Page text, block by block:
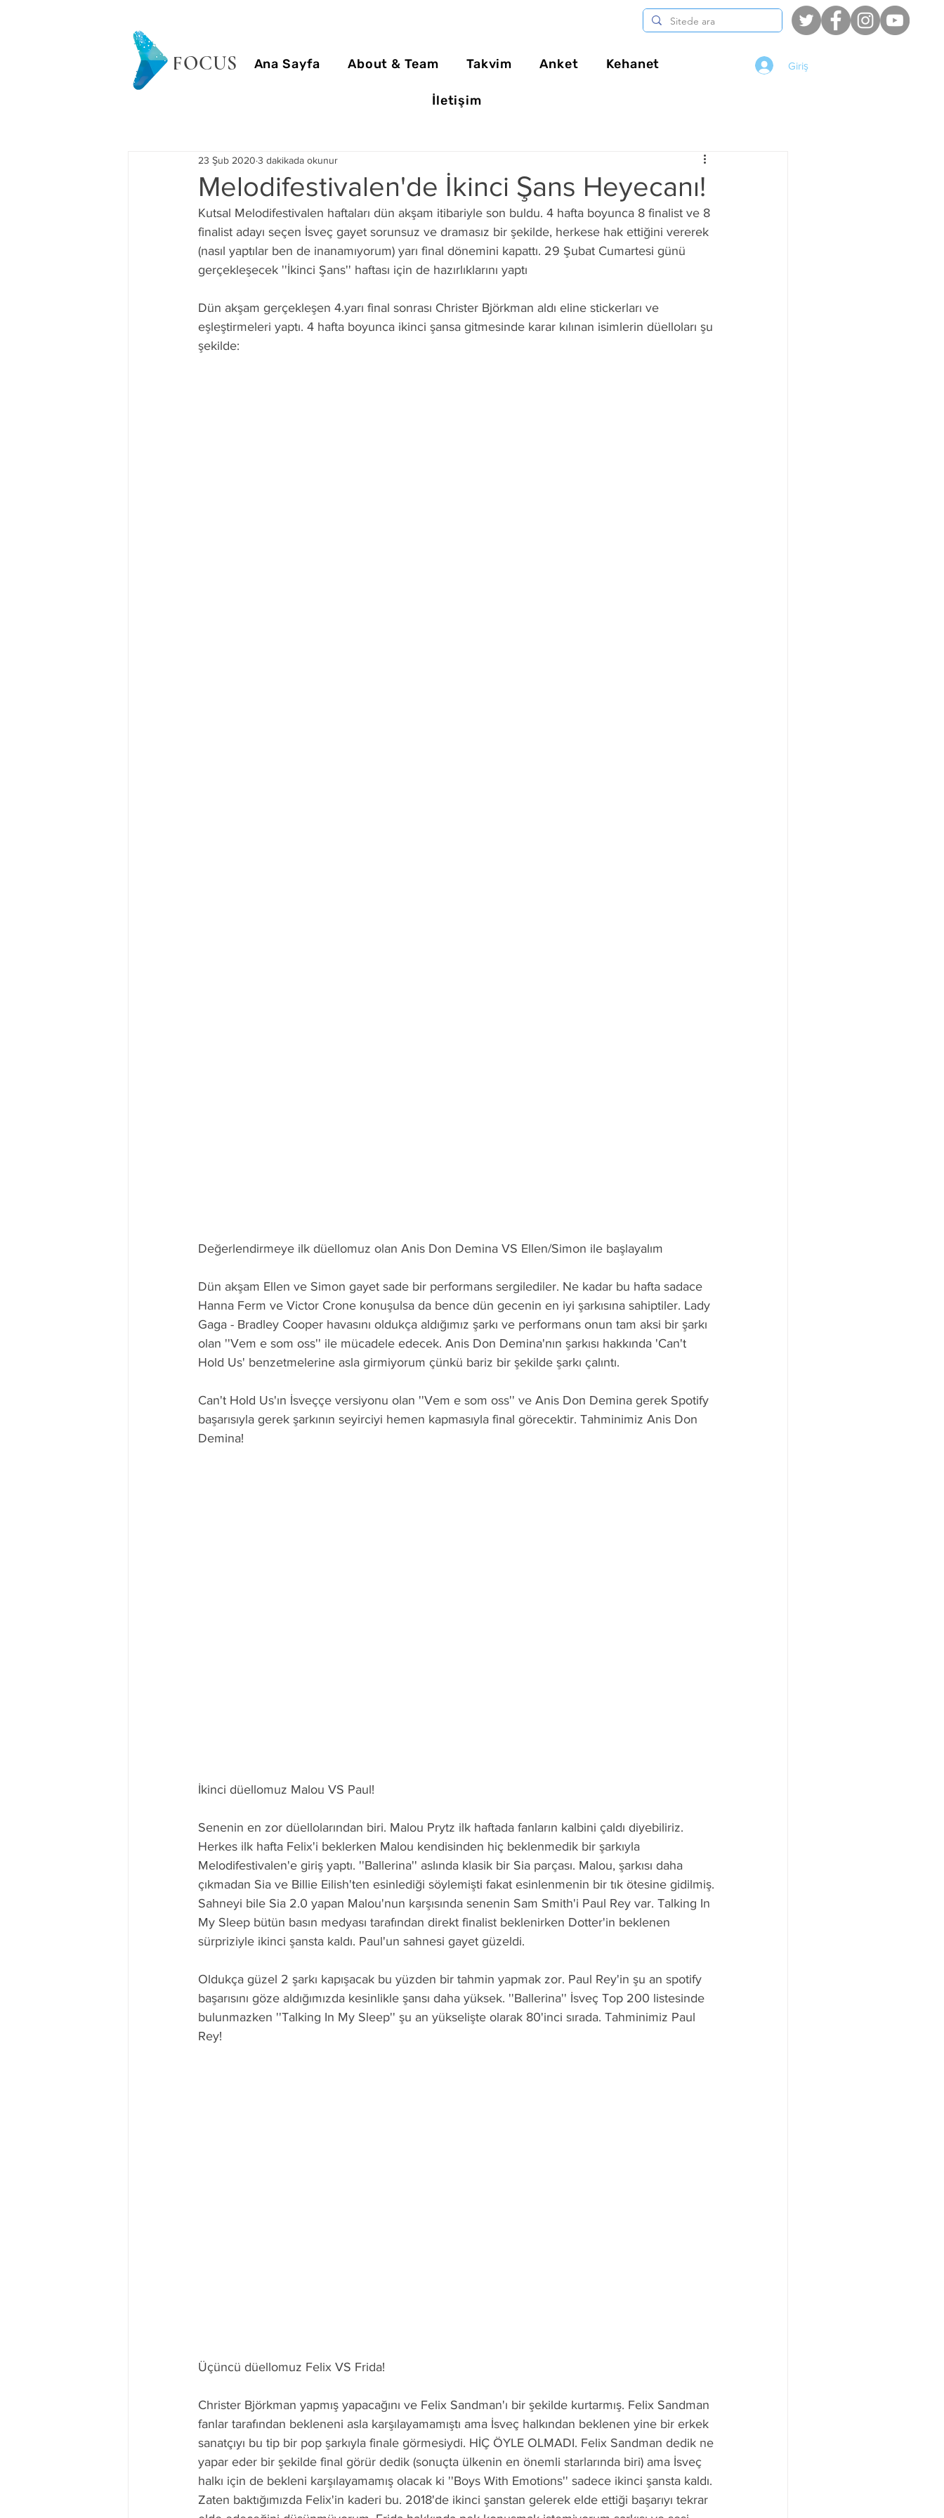
FOCUS Ana Sayfa About & Team Takvim Anket Kehanet
İletişim
Giriş
Melodifestivalen'de İkinci Şans Heyecanı!
23 Şub 2020 3 dakikada okunur
Kutsal Melodifestivalen haftaları dün akşam itibariyle son buldu. 4 hafta boyunca 8 finalist ve 8
finalist adayı seçen İsveç gayet sorunsuz ve dramasız bir şekilde, herkese hak ettiğini vererek
(nasıl yaptılar ben de inanamıyorum) yarı final dönemini kapattı. 29 Şubat Cumartesi günü
gerçekleşecek ''İkinci Şans'' haftası için de hazırlıklarını yaptı
Dün akşam gerçekleşen 4.yarı final sonrası Christer Björkman aldı eline stickerları ve
eşleştirmeleri yaptı. 4 hafta boyunca ikinci şansa gitmesinde karar kılınan isimlerin düelloları şu
şekilde:
Değerlendirmeye ilk düellomuz olan Anis Don Demina VS Ellen/Simon ile başlayalım
Dün akşam Ellen ve Simon gayet sade bir performans sergilediler. Ne kadar bu hafta sadace
Hanna Ferm ve Victor Crone konuşulsa da bence dün gecenin en iyi şarkısına sahiptiler. Lady
Gaga - Bradley Cooper havasını oldukça aldığımız şarkı ve performans onun tam aksi bir şarkı
olan ''Vem e som oss'' ile mücadele edecek. Anis Don Demina'nın şarkısı hakkında 'Can't
Hold Us' benzetmelerine asla girmiyorum çünkü bariz bir şekilde şarkı çalıntı.
Can't Hold Us'ın İsveççe versiyonu olan ''Vem e som oss'' ve Anis Don Demina gerek Spotify
başarısıyla gerek şarkının seyirciyi hemen kapmasıyla final görecektir. Tahminimiz Anis Don
Demina!
İkinci düellomuz Malou VS Paul!
Senenin en zor düellolarından biri. Malou Prytz ilk haftada fanların kalbini çaldı diyebiliriz.
Herkes ilk hafta Felix'i beklerken Malou kendisinden hiç beklenmedik bir şarkıyla
Melodifestivalen'e giriş yaptı. ''Ballerina'' aslında klasik bir Sia parçası. Malou, şarkısı daha
çıkmadan Sia ve Billie Eilish'ten esinlediği söylemişti fakat esinlenmenin bir tık ötesine gidilmiş.
Sahneyi bile Sia 2.0 yapan Malou'nun karşısında senenin Sam Smith'i Paul Rey var. Talking In
My Sleep bütün basın medyası tarafından direkt finalist beklenirken Dotter'in beklenen
sürpriziyle ikinci şansta kaldı. Paul'un sahnesi gayet güzeldi.
Oldukça güzel 2 şarkı kapışacak bu yüzden bir tahmin yapmak zor. Paul Rey'in şu an spotify
başarısını göze aldığımızda kesinlikle şansı daha yüksek. ''Ballerina'' İsveç Top 200 listesinde
bulunmazken ''Talking In My Sleep'' şu an yükselişte olarak 80'inci sırada. Tahminimiz Paul
Rey!
Üçüncü düellomuz Felix VS Frida!
Christer Björkman yapmış yapacağını ve Felix Sandman'ı bir şekilde kurtarmış. Felix Sandman
fanlar tarafından bekleneni asla karşılayamamıştı ama İsveç halkından beklenen yine bir erkek
sanatçıyı bu tip bir pop şarkıyla finale görmesiydi. HİÇ ÖYLE OLMADI. Felix Sandman dedik ne
yapar eder bir şekilde final görür dedik (sonuçta ülkenin en önemli starlarında biri) ama İsveç
halkı için de bekleni karşılayamamış olacak ki ''Boys With Emotions'' sadece ikinci şansta kaldı.
Zaten baktığımızda Felix'in kaderi bu. 2018'de ikinci şanstan gelerek elde ettiği başarıyı tekrar